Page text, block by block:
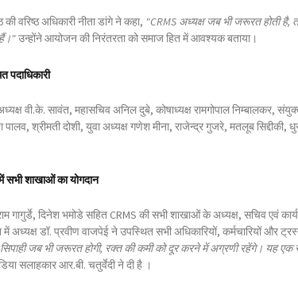
की वरिष्ठ अधिकारीनीता डांगेने कहा, "CRMS अध्यक्ष जब भी जरूरत होती है,
उन्होंने आयोजन की निरंतरता को समाज हित में आवश्यक बताया।
पदाधिकारी
वी.के. सावंत,महासचिव अनिल दुबे,कोषाध्यक्ष रामगोपाल निम्बालकर,
पालव,श्रीमती दोशी,युवा अध्यक्ष गणेश मीना,राजेन्द्र गुजरे,मतलूब सिद्दीकी,
सभी शाखाओं का योगदान
गागुर्डे,दिनेश भमोडेसहित CRMS की सभी शाखाओं के अध्यक्ष, सचिव एवं
अध्यक्षडॉ. प्रवीण वाजपेईने उपस्थित सभी अधिकारियों, कर्मचारियों और
जब भी जरूरत होगी, रक्त की कमी को दूर करने में अग्रणी रहेंगे। यह
सलाहकार आर.बी. चतुर्वेदी ने दी है ।